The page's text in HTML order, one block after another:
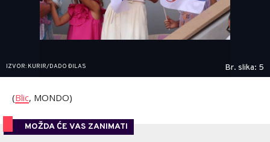
IZVOR: KURIR/DADO ĐILAS Br. slika: 5
(Blic, MONDO)
MOŽDA ĆE VAS ZANIMATI